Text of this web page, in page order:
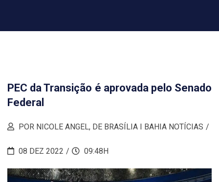
PEC da Transição é aprovada pelo Senado
Federal
POR NICOLE ANGEL, DE BRASÍLIA I BAHIA NOTÍCIAS
08 DEZ 2022 09:48H